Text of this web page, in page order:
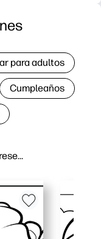
para adultos
Cumpleaños